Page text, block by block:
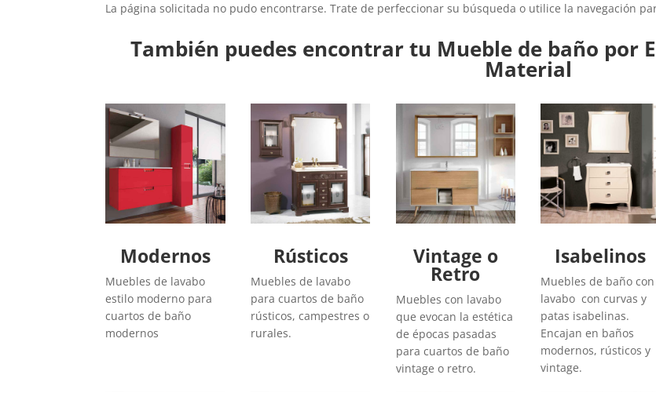
La página solicitada no pudo encontrarse. Trate de perfeccionar su búsqueda o utilice la navegación
También puedes encontrar tu Mueble de baño por
Material
Modernos
Muebles de lavabo
estilo moderno para
cuartos de baño
modernos
Rústicos
Muebles de lavabo
para cuartos de baño
rústicos, campestres o
rurales.
Vintage o
Retro
Muebles con lavabo
que evocan la estética
de épocas pasadas
para cuartos de baño
vintage o retro.
Isabelinos
Muebles de baño con
lavabo con curvas y
patas isabelinas.
Encajan en baños
modernos, rústicos y
vintage.